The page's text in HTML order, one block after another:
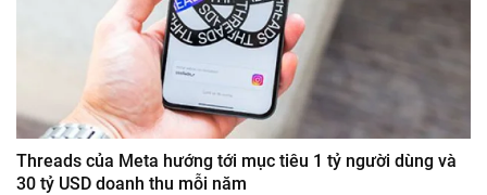
Threads của Meta hướng tới mục tiêu 1 tỷ người dùng và
30 tỷ USD doanh thu mỗi năm